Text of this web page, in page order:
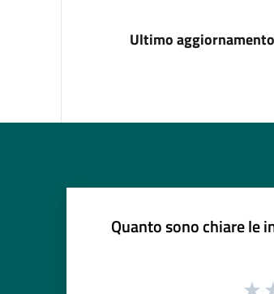
Ultimo aggiornamento
Quanto sono chiare le